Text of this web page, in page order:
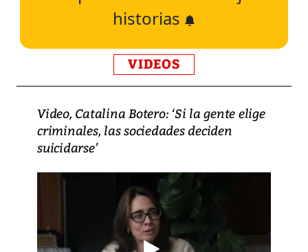
historias
VIDEOS
Video, Catalina Botero: ‘Si la gente elige
criminales, las sociedades deciden
suicidarse’